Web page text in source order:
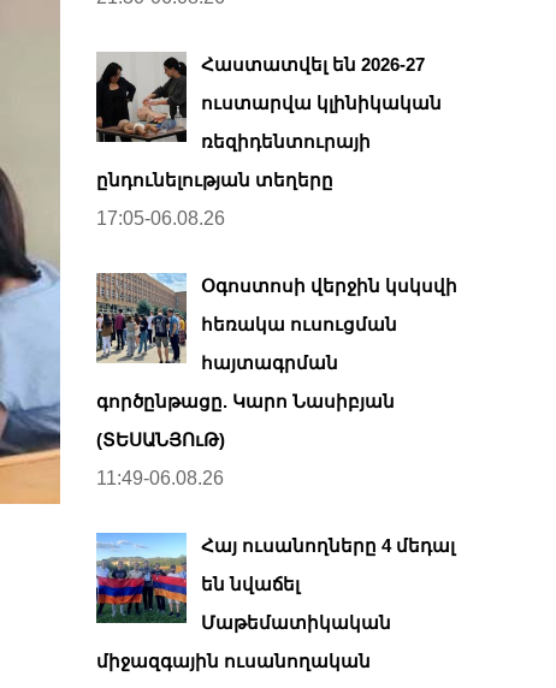
Հաստատվել են 2026-27
ուստարվա կլինիկական
ռեզիդենտուրայի
ընդունելության տեղերը
17:05-06.08.26
Օգոստոսի վերջին կսկսվի
հեռակա ուսուցման
հայտագրման
գործընթացը. Կարո Նասիբյան
(ՏԵՍԱՆՅՈւԹ)
11:49-06.08.26
Հայ ուսանողները 4 մեդալ
են նվաճել
Մաթեմատիկական
միջազգային ուսանողական